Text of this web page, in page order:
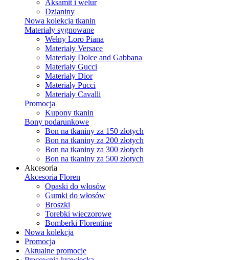
Aksamit i welur
Dzianiny
Nowa kolekcja tkanin
Materiały sygnowane
Wełny Loro Piana
Materiały Versace
Materiały Dolce and Gabbana
Materiały Gucci
Materiały Dior
Materiały Pucci
Materiały Cavalli
Promocja
Kupony tkanin
Bony podarunkowe
Bon na tkaniny za 150 złotych
Bon na tkaniny za 200 złotych
Bon na tkaniny za 300 złotych
Bon na tkaniny za 500 złotych
Akcesoria
Akcesoria Floren
Opaski do włosów
Gumki do włosów
Broszki
Torebki wieczorowe
Bomberki Florentine
Nowa kolekcja
Promocja
Aktualne promocje